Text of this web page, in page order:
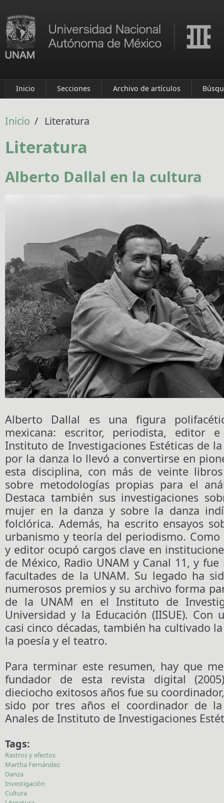
Inicio Secciones Archivo de artículos
Inicio / Literatura
Literatura
Alberto Dallal en la cultura
Alberto Dallal es una figura
mexicana: escritor, periodista, editor
Instituto de Investigaciones Estéticas de
por la danza lo llevó a convertirse en
esta disciplina, con más de veinte
sobre metodologías propias para el
Destaca también sus investigaciones
mujer en la danza y sobre la danza
folclórica. Además, ha escrito ensayos
urbanismo y teoría del periodismo.
y editor ocupó cargos clave en
de México, Radio UNAM y Canal 11, y
facultades de la UNAM. Su legado ha
numerosos premios y su archivo forma
de la UNAM en el Instituto de
Universidad y la Educación (IISUE). Con
casi cinco décadas, también ha cultivado
la poesía y el teatro.
Para terminar este resumen, hay que
fundador de esta revista digital
dieciocho exitosos años fue su
sido por tres años el coordinador de
Anales de Instituto de Investigaciones
Tags:
Rastros y efectos
Martha Fernández
Danza
Investigación
Cultura